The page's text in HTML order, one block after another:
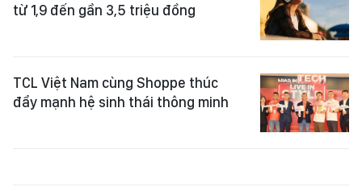
từ 1,9 đến gần 3,5 triệu đồng
TCL Việt Nam cùng Shoppe thúc
đẩy mạnh hệ sinh thái thông minh